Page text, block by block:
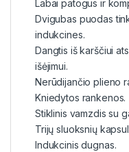
Labai patogus ir
Dvigubas puodas
indukcines.
Dangtis iš karščiui
išėjimui.
Nerūdijančio plieno
Kniedytos rankenos.
Stiklinis vamzdis su
Trijų sluoksnių
Indukcinis dugnas.